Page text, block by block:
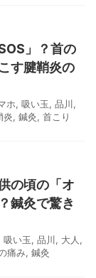
」？首の
す腱鞘炎の
ホ, 吸い玉, 品川,
炎, 鍼灸, 首こり
の頃の「オ
鍼灸で驚き
吸い玉, 品川, 大人 ,
痛み, 鍼灸